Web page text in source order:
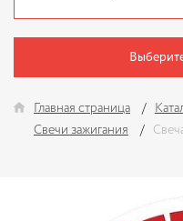
Главная страница
Свечи зажигания